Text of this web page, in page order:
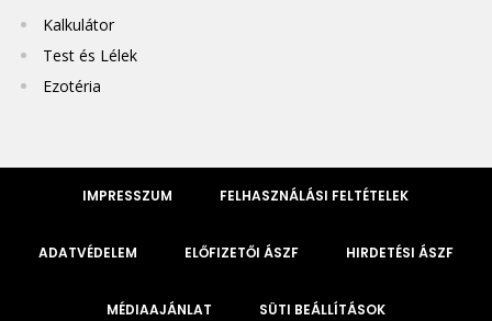
Kalkulátor
Test és Lélek
Ezotéria
IMPRESSZUM FELHASZNÁLÁSI FELTÉTELEK
ADATVÉDELEM ELŐFIZETŐI ÁSZF HIRDETÉSI ÁSZF
MÉDIAAJÁNLAT SÜTI BEÁLLÍTÁSOK